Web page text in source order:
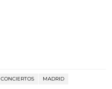
CONCIERTOS
MADRID